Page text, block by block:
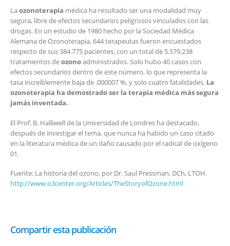
Laozonoterapia médica ha resultado ser una modalidad muy
segura, libre de efectos secundarios peligrosos vinculados con las
drogas. En un estudio de 1980 hecho por la Sociedad Médica
Alemana de Ozonoterapia, 644 terapeutas fueron encuestados
respecto de sus 384.775 pacientes, con un total de 5.579.238
tratamientos deozonoadministrados. Solo hubo 40 casos con
efectos secundarios dentro de este número, lo que representa la
tasa increíblemente baja de .000007 %, y solo cuatro fatalidades. La
ozonoterapia ha demostrado ser la terapia médica más segura
jamás inventada.
El Prof. B. Halliwell de la Universidad de Londres ha destacado,
después de investigar el tema, que nunca ha habido un caso citado
en la literatura médica de un daño causado por el radical de oxígeno
01.
Fuente: La historia del ozono, por Dr. Saul Pressman, DCh, LTOH.
http://www.o3center.org/Articles/TheStoryofOzone.html
Compartir esta publicación